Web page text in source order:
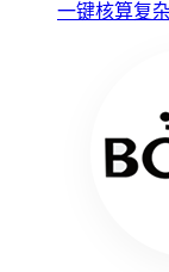
一键核算复